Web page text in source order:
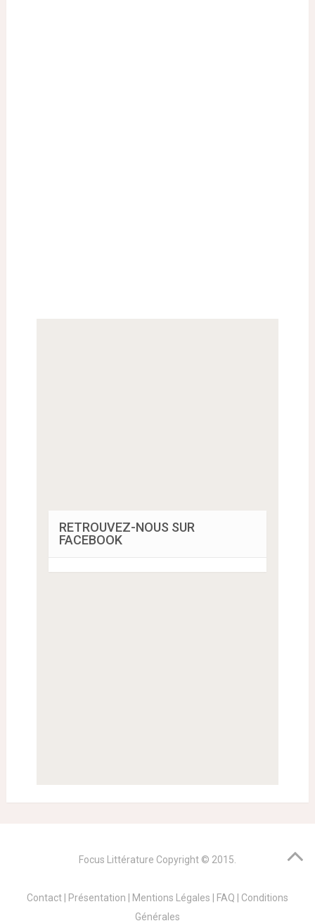
RETROUVEZ-NOUS SUR
FACEBOOK
Focus Littérature Copyright © 2015.
Contact Présentation Mentions Légales FAQ
Conditions
Générales